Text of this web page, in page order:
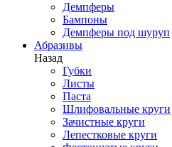
Демпферы
Бампоны
Демпферы под шуруп
Абразивы
Назад
Губки
Листы
Паста
Шлифовальные круги
Зачистные круги
Лепестковые круги